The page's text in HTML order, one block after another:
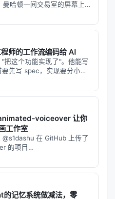
斯残差实例化"——他们假设
很多物理系统的条件分布
斜、重尾。高斯假设简
制了对非高斯结构的捕捉
的架构思路：不是把不确
步骤，而是把它编码进神
年代的金融数学定理，
的模拟。
Neural
Marginals via
arXiv:2605.15806
哈顿一间交易室的屏幕上，
波动率来了。 交易员知道接
入一种"状态切换"——从平静
师的工作流编码给 AI
把这个功能实现了"。他能写
先写 spec，实现要分小
要做五轴 review，发布前
力"，是"工程流程"——资深
…
voiceover 让你
工作室
在 GitHub 上传了
的项目
协议),把 Codex
记忆系统做减法，零